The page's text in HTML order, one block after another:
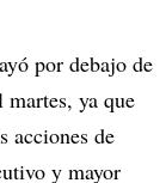
por debajo de
ya que
acciones de
y mayor